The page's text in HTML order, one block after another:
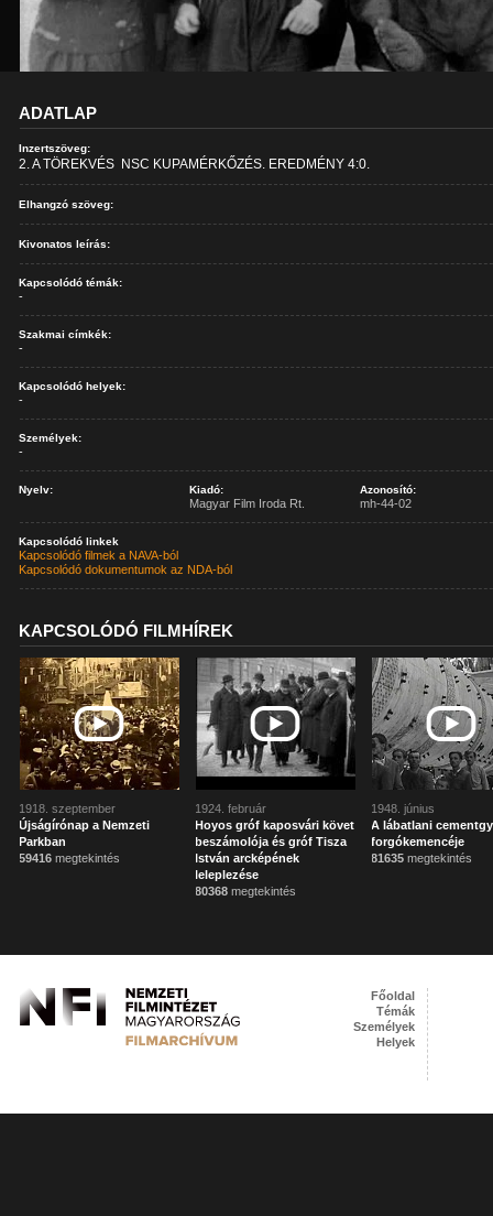
ADATLAP
Inzertszöveg:
2. A TÖREKVÉS  NSC KUPAMÉRKŐZÉS. EREDMÉNY 4:0.
Elhangzó szöveg:
Kivonatos leírás:
Kapcsolódó témák:
-
Szakmai címkék:
-
Kapcsolódó helyek:
-
Személyek:
-
Nyelv: Kiadó:
Magyar Film Iroda Rt.
Azonosító:
mh-44-02
Kapcsolódó linkek
Kapcsolódó filmek a NAVA-ból
Kapcsolódó dokumentumok az NDA-ból
KAPCSOLÓDÓ FILMHÍREK
1918. szeptember
Újságírónap a Nemzeti
Parkban
59416 megtekintés
1924. február
Hoyos gróf kaposvári követ
beszámolója és gróf Tisza
István arcképének
leleplezése
80368 megtekintés
1948. június
A lábatlani
forgókemencéje
81635 megtekintés
Főoldal
Témák
Személyek
Helyek